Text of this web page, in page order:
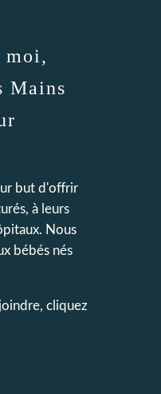
moi,
Mains
but d'offrir
à leurs
Nous
bébés nés
cliquez